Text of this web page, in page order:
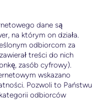
dane są
na którym on działa.
odbiorcom za
treści do nich
zasób cyfrowy).
wskazano
Pozwoli to Państwu
odbiorców